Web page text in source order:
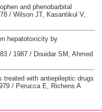
and phenobarbital
/ Wilson JT, Kasantikul V,
hepatotoxicity by
/ 1987 / Douidar SM, Ahmed
treated with antiepileptic drugs
/ Perucca E, Richens A